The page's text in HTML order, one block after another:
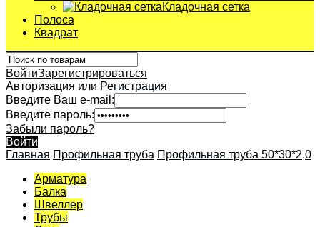
Кладочная сетка
Полоса
Квадрат
ВойтиЗарегистрироваться
Авторизация или Регистрация
Введите Ваш e-mail:
Введите пароль:
Забыли пароль?
Войти
Главная Профильная труба Профильная труба 50*30*2,0
Арматура
Балка
Швеллер
Трубы